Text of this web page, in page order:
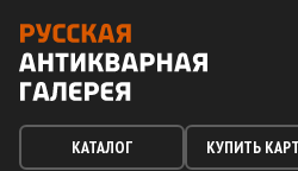
КАТАЛОГ КУПИТЬ